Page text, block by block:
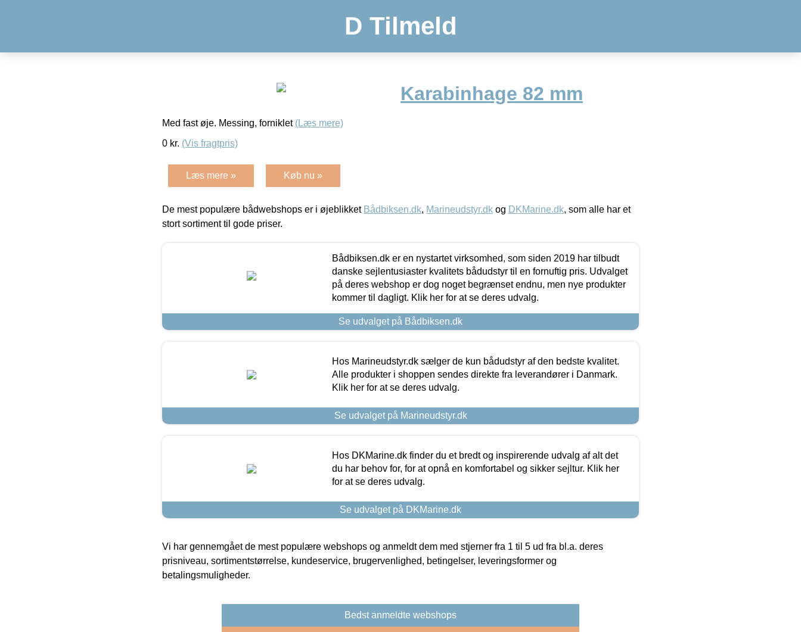
D Tilmeld
Karabinhage 82 mm
Med fast øje. Messing, forniklet (Læs mere)
0 kr. (Vis fragtpris)
Læs mere » Køb nu »
De mest populære bådwebshops er i øjeblikket Bådbiksen.dk, Marineudstyr.dk og DKMarine.dk, som alle har et
stort sortiment til gode priser.
Bådbiksen.dk er en nystartet virksomhed, som siden 2019 har tilbudt
danske sejlentusiaster kvalitets bådudstyr til en fornuftig pris. Udvalget
på deres webshop er dog noget begrænset endnu, men nye produkter
kommer til dagligt. Klik her for at se deres udvalg.
Se udvalget på Bådbiksen.dk
Hos Marineudstyr.dk sælger de kun bådudstyr af den bedste kvalitet.
Alle produkter i shoppen sendes direkte fra leverandører i Danmark.
Klik her for at se deres udvalg.
Se udvalget på Marineudstyr.dk
Hos DKMarine.dk finder du et bredt og inspirerende udvalg af alt det
du har behov for, for at opnå en komfortabel og sikker sejltur. Klik her
for at se deres udvalg.
Se udvalget på DKMarine.dk
Vi har gennemgået de mest populære webshops og anmeldt dem med stjerner fra 1 til 5 ud fra bl.a. deres
prisniveau, sortimentstørrelse, kundeservice, brugervenlighed, betingelser, leveringsformer og
betalingsmuligheder.
Bedst anmeldte webshops